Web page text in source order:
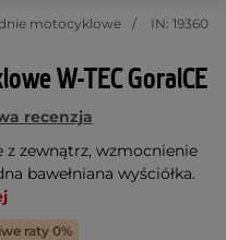
motocyklowe IN: 19360
W-TEC GoralCE
recenzja
zewnątrz, wzmocnienie
bawełniana wyściółka.
raty 0%